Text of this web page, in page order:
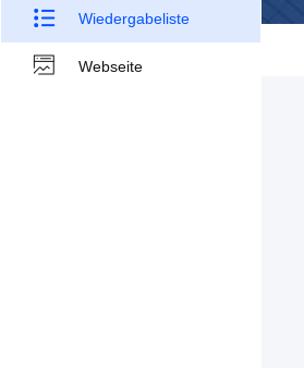
Wiedergabeliste
Webseite